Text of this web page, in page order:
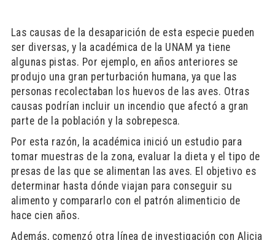
Las causas de la desaparición de esta especie pueden
ser diversas, y la académica de la UNAM ya tiene
algunas pistas. Por ejemplo, en años anteriores se
produjo una gran perturbación humana, ya que las
personas recolectaban los huevos de las aves. Otras
causas podrían incluir un incendio que afectó a gran
parte de la población y la sobrepesca.
Por esta razón, la académica inició un estudio para
tomar muestras de la zona, evaluar la dieta y el tipo de
presas de las que se alimentan las aves. El objetivo es
determinar hasta dónde viajan para conseguir su
alimento y compararlo con el patrón alimenticio de
hace cien años.
Además, comenzó otra línea de investigación con Alicia